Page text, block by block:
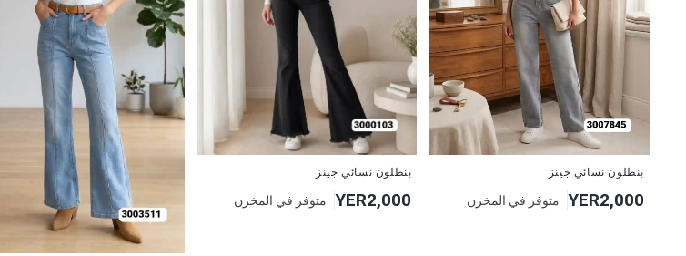
بنطلون نسائي جينز
YER2,000 متوفر في المخزن
بنطلون نسائي جينز
YER2,000 متوفر في المخزن